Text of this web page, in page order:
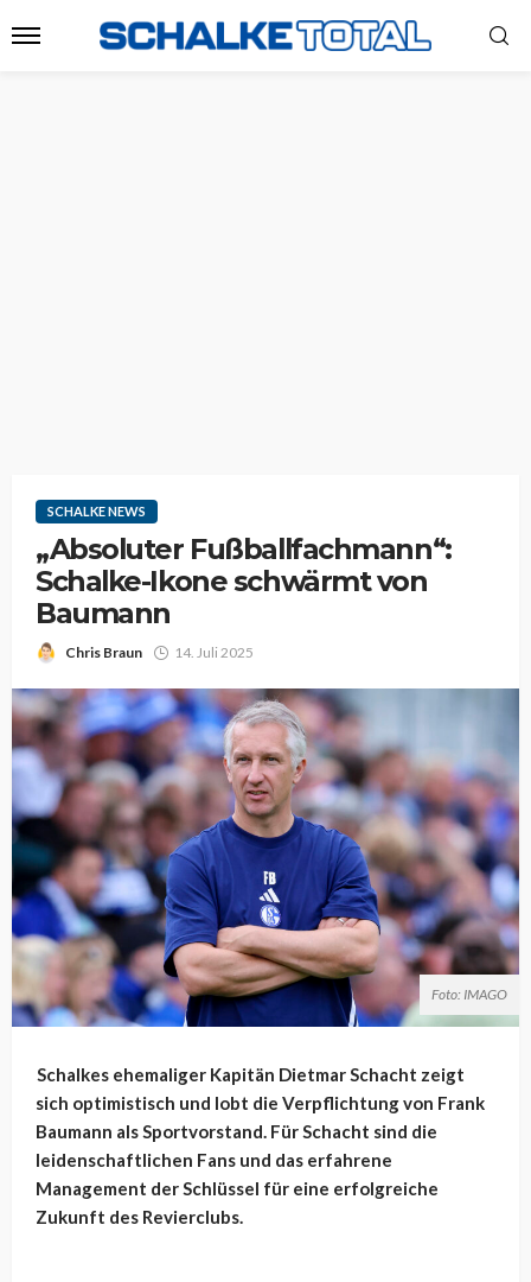
SCHALKE NEWS
„Absoluter Fußballfachmann“:
Schalke-Ikone schwärmt von
Baumann
Chris Braun 14. Juli 2025
Foto: IMAGO
Schalkes ehemaliger Kapitän Dietmar Schacht zeigt
sich optimistisch und lobt die Verpflichtung von Frank
Baumann als Sportvorstand. Für Schacht sind die
leidenschaftlichen Fans und das erfahrene
Management der Schlüssel für eine erfolgreiche
Zukunft des Revierclubs.